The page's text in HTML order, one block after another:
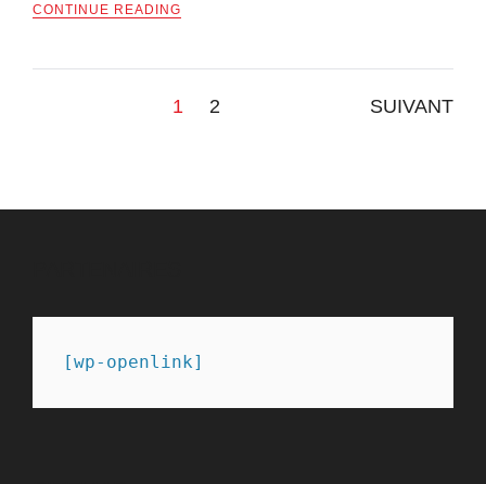
CONTINUE READING
1 2 SUIVANT
[wp-openlink]